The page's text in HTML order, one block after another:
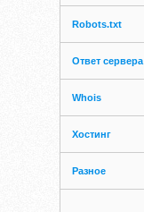
Robots.txt
Ответ сервера
Whois
Хостинг
Разное